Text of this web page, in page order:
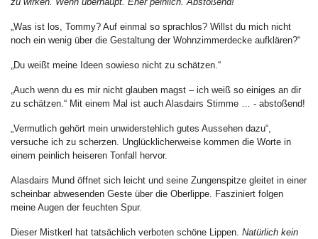
„Was ist los, Tommy? Auf einmal so sprachlos? Willst du mich nicht
noch ein wenig über die Gestaltung der Wohnzimmerdecke aufklären?“
„Du weißt meine Ideen sowieso nicht zu schätzen.“
„Auch wenn du es mir nicht glauben magst – ich weiß so einiges an dir
zu schätzen.“ Mit einem Mal ist auch Alasdairs Stimme … - abstoßend!
„Vermutlich gehört mein unwiderstehlich gutes Aussehen dazu“,
versuche ich zu scherzen. Unglücklicherweise kommen die Worte in
einem peinlich heiseren Tonfall hervor.
Alasdairs Mund öffnet sich leicht und seine Zungenspitze gleitet in einer
scheinbar abwesenden Geste über die Oberlippe. Fasziniert folgen
meine Augen der feuchten Spur.
Dieser Mistkerl hat tatsächlich verboten schöne Lippen. Natürlich kein